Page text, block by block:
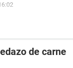
de carne